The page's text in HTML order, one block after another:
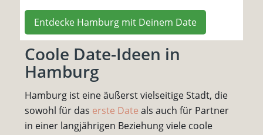
Entdecke Hamburg mit Deinem Date
Coole Date-Ideen in
Hamburg
Hamburg ist eine äußerst vielseitige Stadt, die
sowohl für das erste Date als auch für Partner
in einer langjährigen Beziehung viele coole